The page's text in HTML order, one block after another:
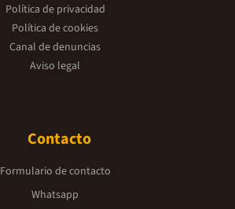
Política de privacidad
Política de cookies
Canal de denuncias
Aviso legal
Contacto
Formulario de contacto
Whatsapp